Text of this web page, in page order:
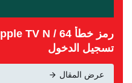
تسجيل الدخول
عرض المقال